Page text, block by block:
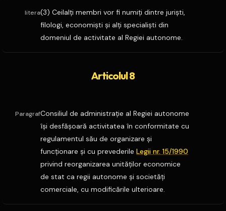
litera(3) Ceilalţi membri vor fi numiţi dintre jurişti,
filologi, economişti şi alţi specialişti din
domeniul de activitate al Regiei autonome.
Articolul 8
ParagrafConsiliul de administraţie al Regiei autonome
îşi desfăşoară activitatea în conformitate cu
regulamentul său de organizare şi
funcţionare şi cu prevederile Legii nr. 15/1990
privind reorganizarea unităţilor economice
de stat ca regii autonome şi societăţi
comerciale, cu modificările ulterioare.